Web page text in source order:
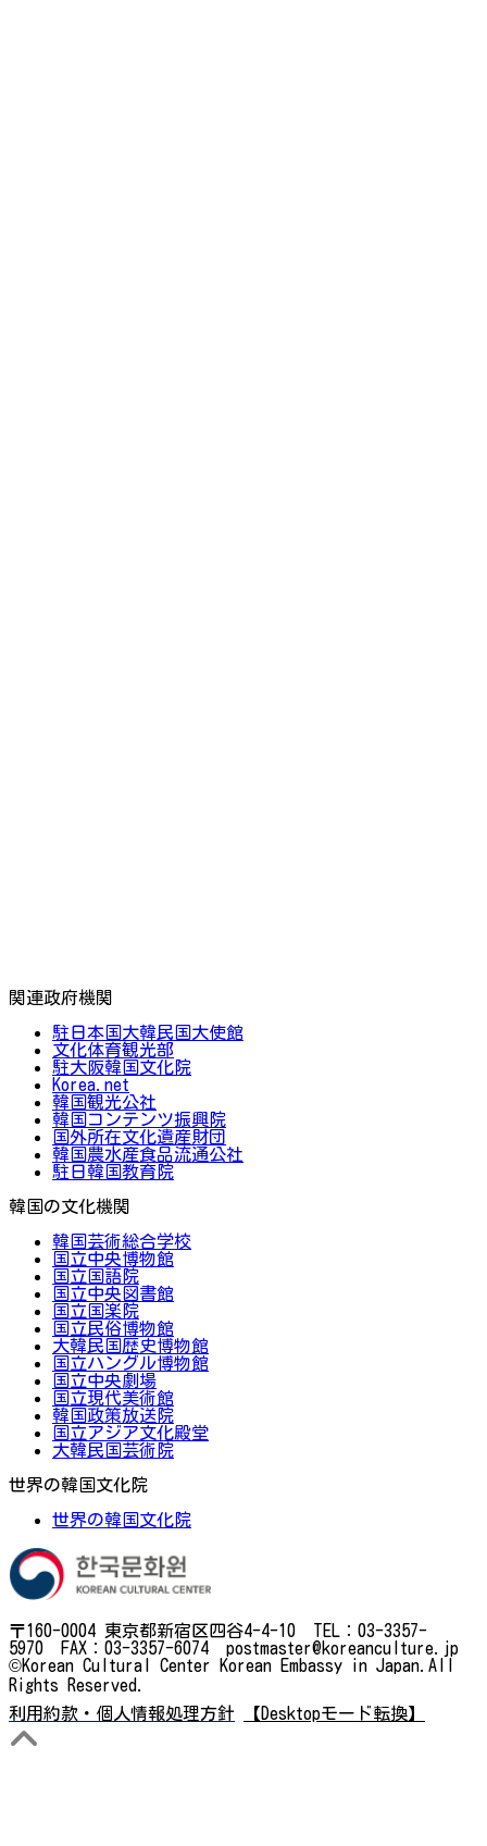
関連政府機関
駐日本国大韓民国大使館
文化体育観光部
駐大阪韓国文化院
Korea.net
韓国観光公社
韓国コンテンツ振興院
国外所在文化遺産財団
韓国農水産食品流通公社
駐日韓国教育院
韓国の文化機関
韓国芸術総合学校
国立中央博物館
国立国語院
国立中央図書館
国立国楽院
国立民俗博物館
大韓民国歴史博物館
国立ハングル博物館
国立中央劇場
国立現代美術館
韓国政策放送院
国立アジア文化殿堂
大韓民国芸術院
世界の韓国文化院
世界の韓国文化院
〒160-0004 東京都新宿区四谷4-4-10 TEL：03-3357-
5970 FAX：03-3357-6074 postmaster@koreanculture.jp
©Korean Cultural Center Korean Embassy in Japan.All
Rights Reserved.
利用約款・個人情報処理方針
【Desktopモード転換】